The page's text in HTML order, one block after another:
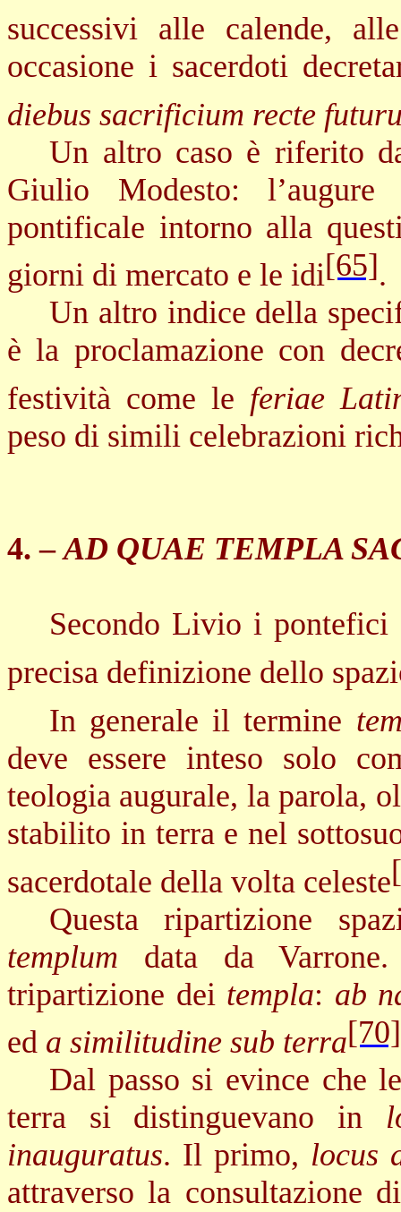
successivi alle calende,
occasione i sacerdoti
diebus sacrificium recte
Un altro caso è riferito
Giulio Modesto: l’augure
pontificale intorno alla
giorni di mercato e le idi[65].
Un altro indice della
è la proclamazione con
festività come le feriae
peso di simili celebrazioni
4. –AD QUAE TEMPLA
Secondo Livio i pontefici
precisa definizione dello
In generale il termine
deve essere inteso solo
teologia augurale, la parola,
stabilito in terra e nel
sacerdotale della volta celeste
Questa ripartizione
templum data da
tripartizione dei templa: ab
ed a similitudine sub terra[70]
Dal passo si evince che
terra si distinguevano in
inauguratus. Il primo, locus
attraverso la consultazione